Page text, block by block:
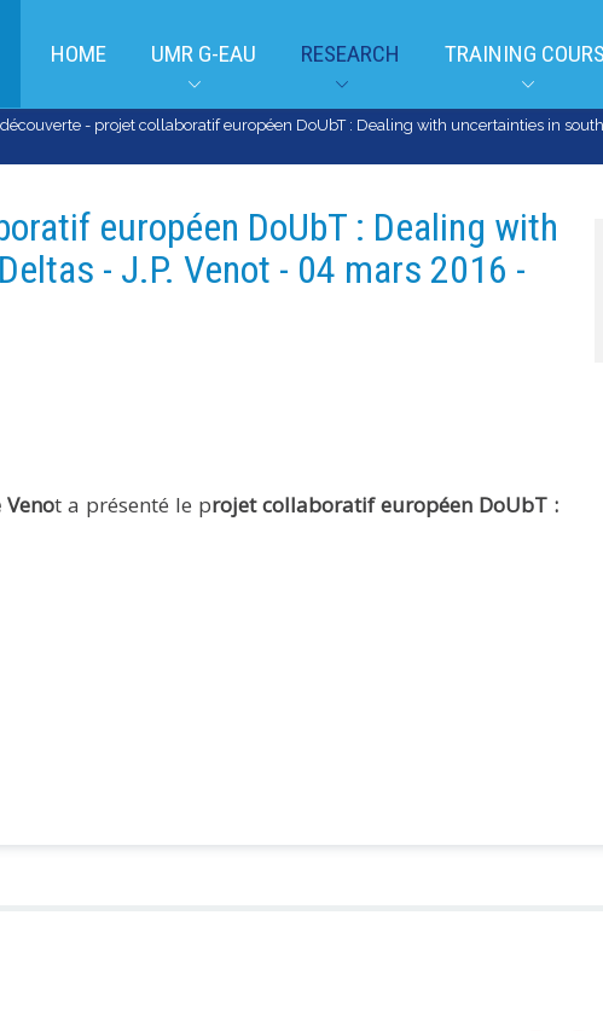
HOME UMR G-EAU RESEARCH TRAINING
- projet collaboratif européen DoUbT : Dealing with uncertainties in
européen DoUbT : Dealing with
- J.P. Venot - 04 mars 2016 -
t a présenté le projet collaboratif européen DoUbT :